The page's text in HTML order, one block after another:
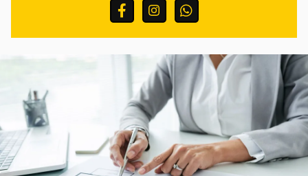
Legitimación:Consentimiento del interesado.
Puede retirar su consentimiento en
cualquier momento, así como acceder,
rectificar, suprimir sus datos y demás derechos
en info@scinmobiliarias.com .
Información Adicional:
Puede ampliar la
información en el enlace de Avisos Legales.